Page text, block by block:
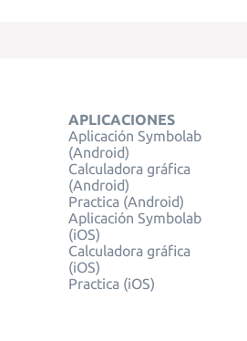
APLICACIONES
Aplicación Symbolab
(Android)
Calculadora gráfica
(Android)
Practica (Android)
Aplicación Symbolab
(iOS)
Calculadora gráfica
(iOS)
Practica (iOS)